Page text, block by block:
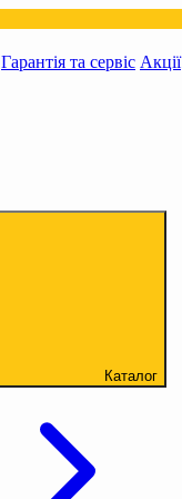
Гарантія та сервіс Акції
Каталог